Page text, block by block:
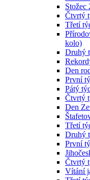
Stožec
Čtvrtý
Třetí
kolo)
Druhý
Den
První
Pátý
Čtvrtý
Den
Třetí
Druhý
První
Čtvrtý
Vítání